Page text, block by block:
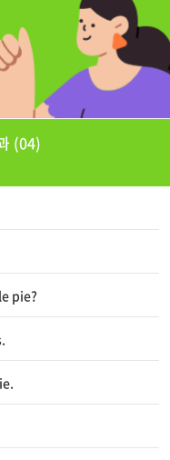
(04)
pie?